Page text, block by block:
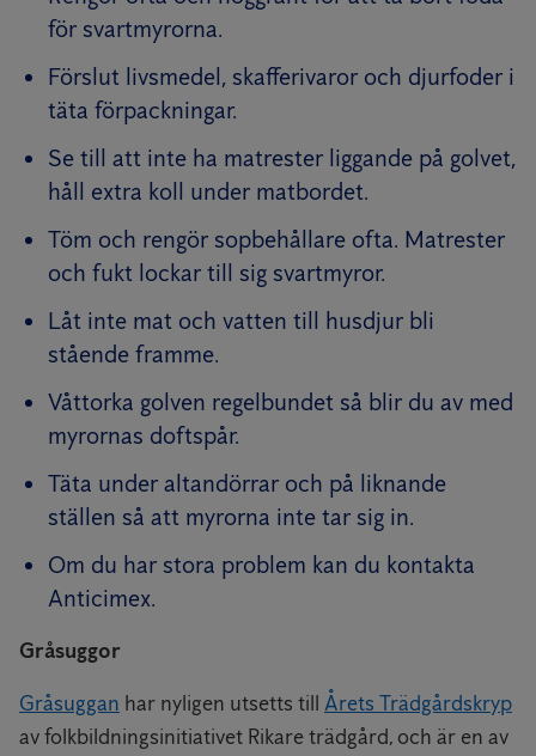
för svartmyrorna.
Förslut livsmedel, skafferivaror och djurfoder i
täta förpackningar.
Se till att inte ha matrester liggande på golvet,
håll extra koll under matbordet.
Töm och rengör sopbehållare ofta. Matrester
och fukt lockar till sig svartmyror.
Låt inte mat och vatten till husdjur bli
stående framme.
Våttorka golven regelbundet så blir du av med
myrornas doftspår.
Täta under altandörrar och på liknande
ställen så att myrorna inte tar sig in.
Om du har stora problem kan du kontakta
Anticimex.
Gråsuggor
Gråsuggan har nyligen utsetts till Årets Trädgårdskryp
av folkbildningsinitiativet Rikare trädgård, och är en av